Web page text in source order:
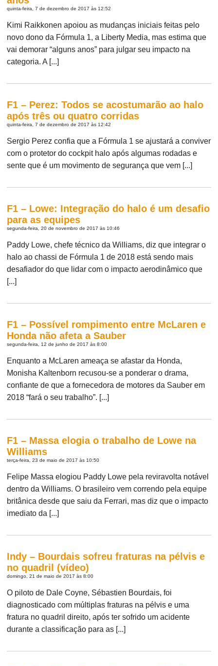
quinta-feira, 7 de dezembro de 2017 às 12:52
Kimi Raikkonen apoiou as mudanças iniciais feitas pelo
novo dono da Fórmula 1, a Liberty Media, mas estima que
vai demorar “alguns anos” para julgar seu impacto na
categoria. A [...]
F1 – Perez: Todos se acostumarão ao halo
após três ou quatro corridas
quinta-feira, 7 de dezembro de 2017 às 12:42
Sergio Perez confia que a Fórmula 1 se ajustará a conviver
com o protetor do cockpit halo após algumas rodadas e
sente que é um movimento de segurança que vem [...]
F1 – Lowe: Integração do halo é um desafio
para as equipes
segunda-feira, 20 de novembro de 2017 às 10:46
Paddy Lowe, chefe técnico da Williams, diz que integrar o
halo ao chassi de Fórmula 1 de 2018 está sendo mais
desafiador do que lidar com o impacto aerodinâmico que
[...]
F1 – Possível rompimento entre McLaren e
Honda não afeta a Sauber
segunda-feira, 12 de junho de 2017 às 8:00
Enquanto a McLaren ameaça se afastar da Honda,
Monisha Kaltenborn recusou-se a ponderar o drama,
confiante de que a fornecedora de motores da Sauber em
2018 “fará o seu trabalho”. [...]
F1 – Massa elogia o trabalho de Lowe na
Williams
terça-feira, 23 de maio de 2017 às 10:50
Felipe Massa elogiou Paddy Lowe pela reviravolta notável
dentro da Williams. O brasileiro vem correndo pela equipe
britânica desde que saiu da Ferrari, mas diz que o impacto
imediato da [...]
Indy – Bourdais sofreu fraturas na pélvis e
no quadril (vídeo)
domingo, 21 de maio de 2017 às 8:00
O piloto de Dale Coyne, Sébastien Bourdais, foi
diagnosticado com múltiplas fraturas na pélvis e uma
fratura no quadril direito, após ter sofrido um acidente
durante a classificação para as [...]